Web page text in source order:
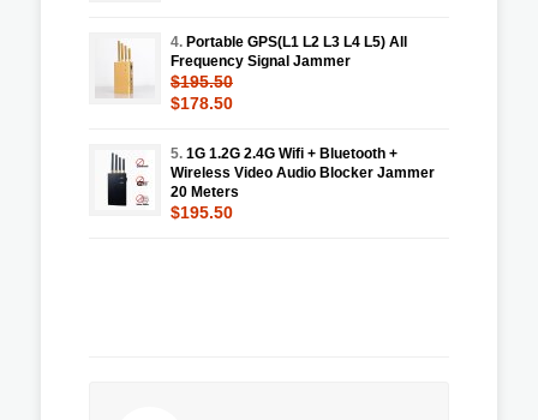
4. Portable GPS(L1 L2 L3 L4 L5) All
Frequency Signal Jammer
$195.50
$178.50
5. 1G 1.2G 2.4G Wifi + Bluetooth +
Wireless Video Audio Blocker Jammer
20 Meters
$195.50